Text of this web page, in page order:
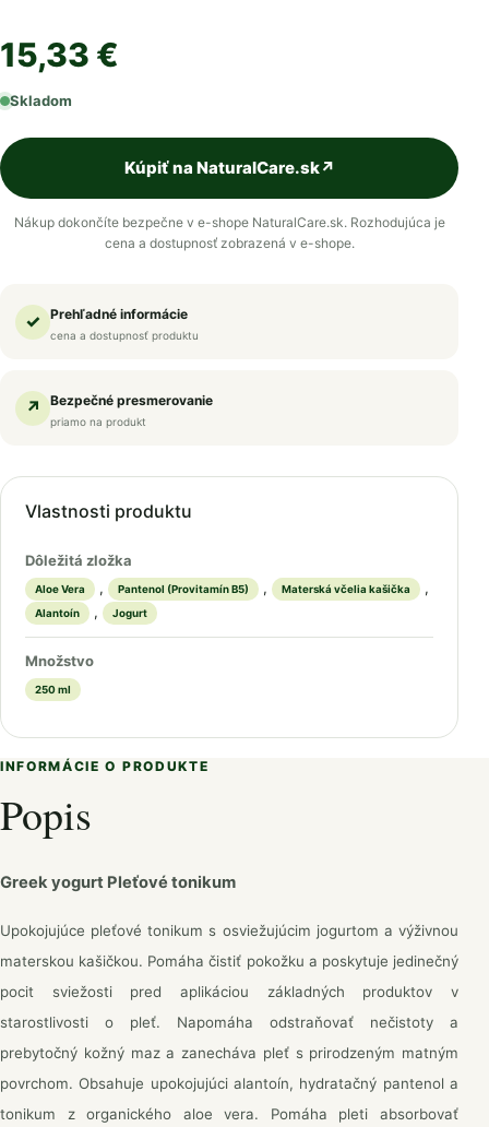
15,33 €
Skladom
Kúpiť na NaturalCare.sk↗
Nákup dokončíte bezpečne v e-shope NaturalCare.sk. Rozhodujúca je
cena a dostupnosť zobrazená v e-shope.
✓ Prehľadné informácie
cena a dostupnosť produktu
↗ Bezpečné presmerovanie
priamo na produkt
Vlastnosti produktu
Dôležitá zložka
Aloe Vera , Pantenol (Provitamín B5) , Materská včelia kašička ,
Alantoín , Jogurt
Množstvo
250 ml
INFORMÁCIE O PRODUKTE
Popis
Greek yogurt Pleťové tonikum
Upokojujúce pleťové tonikum s osviežujúcim jogurtom a výživnou
materskou kašičkou. Pomáha čistiť pokožku a poskytuje jedinečný
pocit sviežosti pred aplikáciou základných produktov v
starostlivosti o pleť. Napomáha odstraňovať nečistoty a
prebytočný kožný maz a zanecháva pleť s prirodzeným matným
povrchom. Obsahuje upokojujúci alantoín, hydratačný pantenol a
tonikum z organického aloe vera. Pomáha pleti absorbovať